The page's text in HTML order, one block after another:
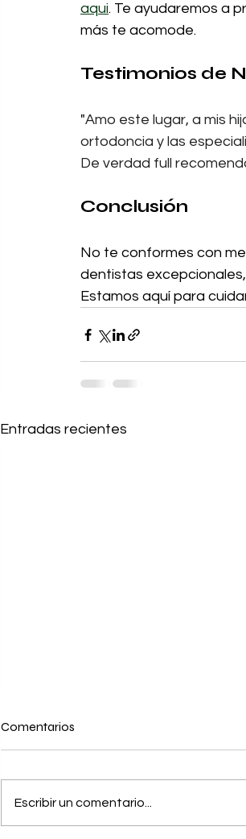
aqui. Te ayudaremos a
más te acomode.
Testimonios de
"Amo este lugar, a mis
ortodoncia y las
De verdad full
Conclusión
No te conformes con
dentistas excepcionales,
Estamos aquí para
Entradas recientes
Comentarios
Escribir un comentario...